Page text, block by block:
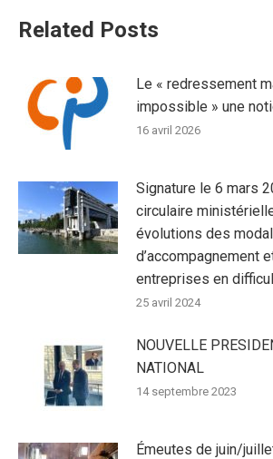
Related Posts
Le « redressement
impossible » une
16 avril 2026
Signature le 6 mars
circulaire
évolutions des
d’accompagnement
entreprises en
25 avril 2024
NOUVELLE
NATIONAL
14 septembre 2023
Émeutes de juin/